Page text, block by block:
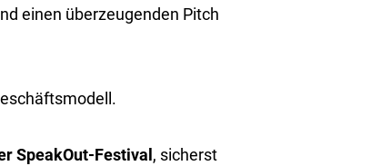
einen überzeugenden Pitch
SpeakOut-Festival , sicherst